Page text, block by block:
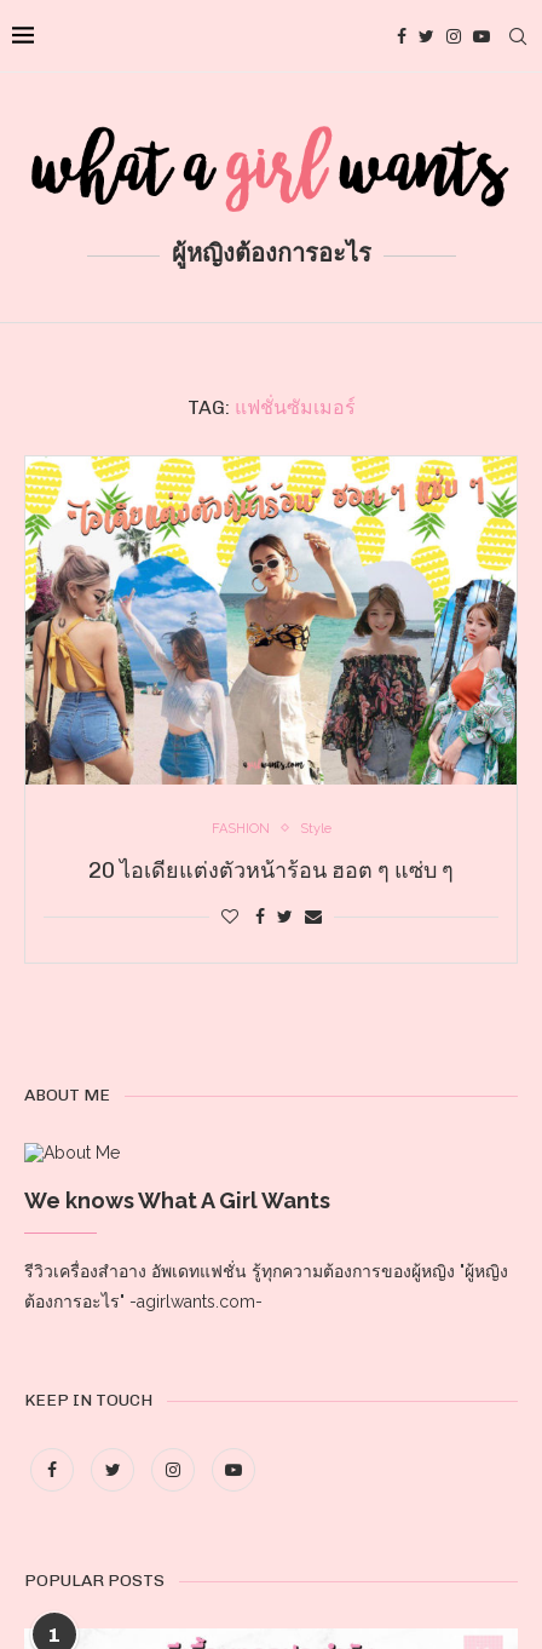
ผู้หญิงต้องการอะไร
TAG: แฟชั่นซัมเมอร์
FASHION Style
20 ไอเดียแต่งตัวหน้าร้อน ฮอต ๆ แซ่บ ๆ
ABOUT ME
We knows What A Girl Wants
รีวิวเครื่องสำอาง อัพเดทแฟชั่น รู้ทุกความต้องการของผู้หญิง "ผู้หญิง
ต้องการอะไร" -agirlwants.com-
KEEP IN TOUCH
POPULAR POSTS
1